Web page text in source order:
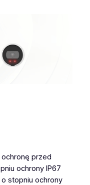
przed
ochrony IP67
stopniu ochrony